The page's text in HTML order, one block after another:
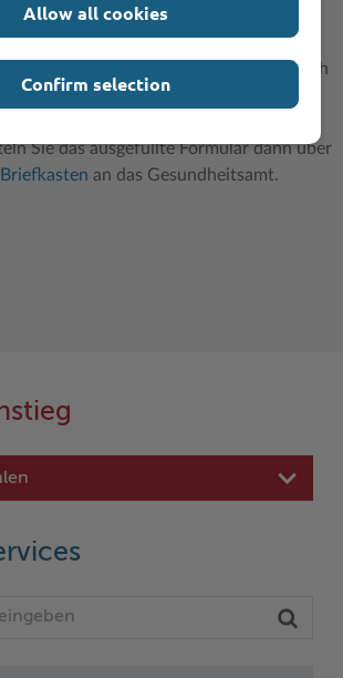
hierfür an den Arzt, der die Impfung
des Paul-Ehrlich-Instituts muss ärztlich
Sie das ausgefüllte Formular dann über
an das Gesundheitsamt.
Allow all cookies
Confirm selection